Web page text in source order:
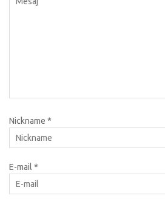
Nickname *
E-mail *